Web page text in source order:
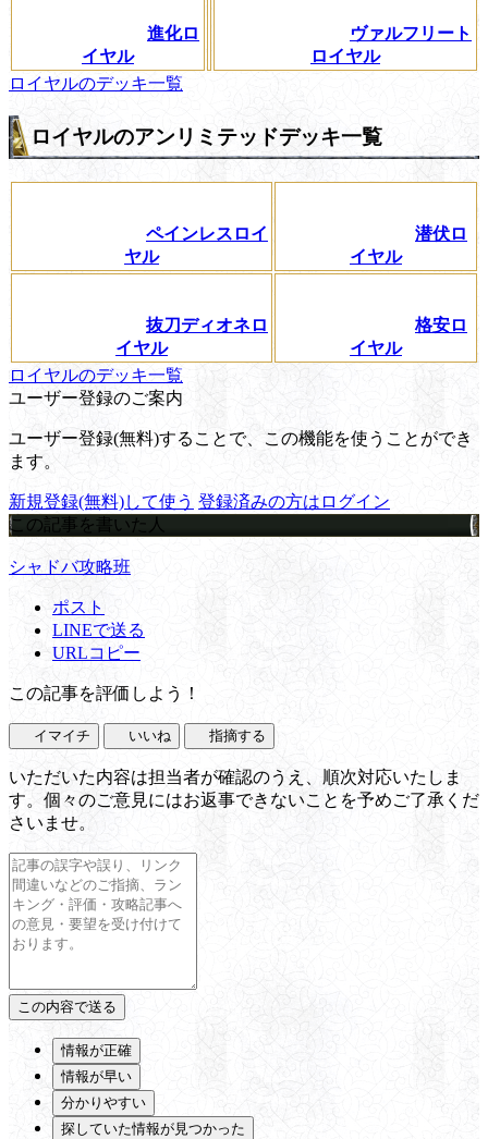
進化ロ
イヤル
ヴァルフリート
ロイヤル
ロイヤルのデッキ一覧
ロイヤルのアンリミテッドデッキ一覧
ペインレスロイ
ヤル
潜伏ロ
イヤル
抜刀ディオネロ
イヤル
格安ロ
イヤル
ロイヤルのデッキ一覧
ユーザー登録のご案内
ユーザー登録(無料)することで、この機能を使うことができ
ます。
新規登録(無料)して使う 登録済みの方はログイン
この記事を書いた人
シャドバ攻略班
ポスト
LINEで送る
URLコピー
この記事を評価しよう！
イマイチ いいね 指摘する
いただいた内容は担当者が確認のうえ、順次対応いたしま
す。個々のご意見にはお返事できないことを予めご了承くだ
さいませ。
情報が正確
情報が早い
分かりやすい
探していた情報が見つかった